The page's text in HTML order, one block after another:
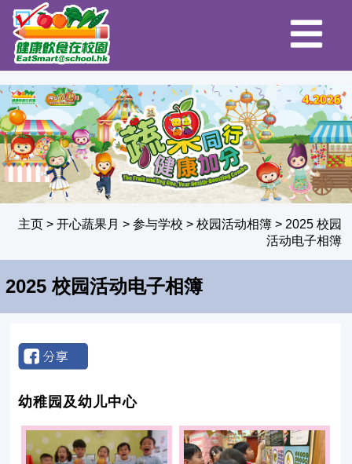
主页> 开心蔬果月 > 参与学校 > 校园活动相簿> 2025 校园
活动电子相簿
2025 校园活动电子相簿
幼稚园及幼儿中心